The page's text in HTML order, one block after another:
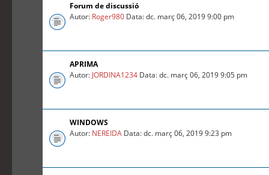
Forum de discussió
Autor: Roger980 Data: dc. març 06, 2019 9:00 pm
APRIMA
Autor: JORDINA1234 Data: dc. març 06, 2019 9:05 pm
WINDOWS
Autor: NEREIDA Data: dc. març 06, 2019 9:23 pm